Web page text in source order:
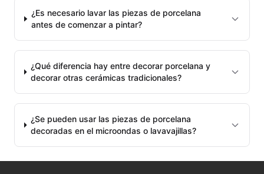
MAYCO FOUNDATIONS OPAQUE
MAYCO FOUNDATIONS SHEER
MAYCO FUNDAMENTALS UNDERGLAZES
MAYCO JUNGLE GEMS
MAYCO MAGIC METALLICS
¿Es necesario lavar las piezas de porcelana
antes de comenzar a pintar?
¿Qué diferencia hay entre decorar porcelana y
decorar otras cerámicas tradicionales?
¿Se pueden usar las piezas de porcelana
decoradas en el microondas o lavavajillas?